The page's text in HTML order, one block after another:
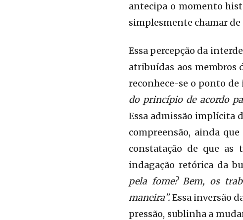
antecipa o momento
simplesmente chamar de
Essa percepção da
atribuídas aos membros
reconhece-se o ponto de
do princípio de acordo
Essa admissão implícita
compreensão, ainda
constatação de que as
indagação retórica da
pela fome? Bem, os
maneira”. Essa inversão
pressão, sublinha a